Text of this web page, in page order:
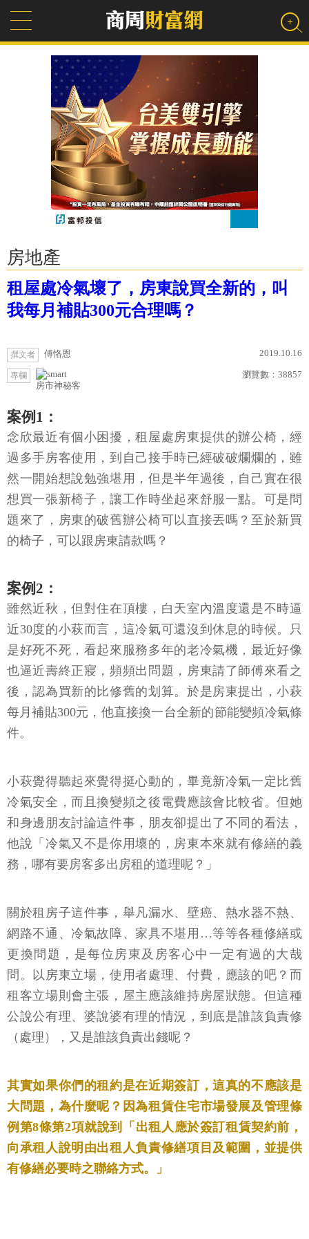
房地產
租屋處冷氣壞了，房東說買全新的，叫
我每月補貼300元合理嗎？
撰文者 傅恪恩 2019.10.16
專欄
房市神秘客
瀏覽數： 38857
案例1：
念欣最近有個小困擾，租屋處房東提供的辦公椅，經
過多手房客使用，到自己接手時已經破破爛爛的，雖
然一開始想說勉強堪用，但是半年過後，自己實在很
想買一張新椅子，讓工作時坐起來舒服一點。可是問
題來了，房東的破舊辦公椅可以直接丟嗎？至於新買
的椅子，可以跟房東請款嗎？
案例2：
雖然近秋，但對住在頂樓，白天室內溫度還是不時逼
近30度的小萩而言，這冷氣可還沒到休息的時候。只
是好死不死，看起來服務多年的老冷氣機，最近好像
也逼近壽終正寢，頻頻出問題，房東請了師傅來看之
後，認為買新的比修舊的划算。於是房東提出，小萩
每月補貼300元，他直接換一台全新的節能變頻冷氣條
件。
小萩覺得聽起來覺得挺心動的，畢竟新冷氣一定比舊
冷氣安全，而且換變頻之後電費應該會比較省。但她
和身邊朋友討論這件事，朋友卻提出了不同的看法，
他說「冷氣又不是你用壞的，房東本來就有修繕的義
務，哪有要房客多出房租的道理呢？」
關於租房子這件事，舉凡漏水、壁癌、熱水器不熱、
網路不通、冷氣故障、家具不堪用…等等各種修繕或
更換問題，是每位房東及房客心中一定有過的大哉
問。以房東立場，使用者處理、付費，應該的吧？而
租客立場則會主張，屋主應該維持房屋狀態。但這種
公說公有理、婆說婆有理的情況，到底是誰該負責修
（處理），又是誰該負責出錢呢？
其實如果你們的租約是在近期簽訂，這真的不應該是
大問題，為什麼呢？因為租賃住宅市場發展及管理條
例第8條第2項就說到「出租人應於簽訂租賃契約前，
向承租人說明由出租人負責修繕項目及範圍，並提供
有修繕必要時之聯絡方式。」